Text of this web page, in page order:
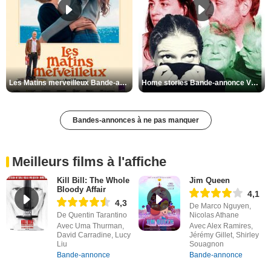
Les Matins merveilleux Bande-annonce VF Home stories Bande-annonce VO STFR
Bandes-annonces à ne pas manquer
Meilleurs films à l'affiche
Kill Bill: The Whole
Bloody Affair
4,3
De Quentin Tarantino
Avec Uma Thurman,
David Carradine, Lucy
Liu
Bande-annonce
Jim Queen
4,1
De Marco Nguyen,
Nicolas Athane
Avec Alex Ramires,
Jérémy Gillet, Shirley
Souagnon
Bande-annonce